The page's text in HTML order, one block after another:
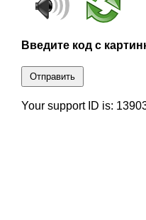
Введите код с
Отправить
Your support ID is: